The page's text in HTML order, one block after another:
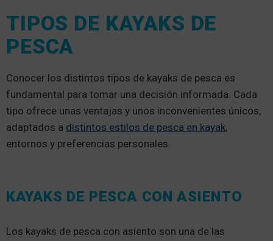
TIPOS DE KAYAKS DE
PESCA
Conocer los distintos tipos de kayaks de pesca es
fundamental para tomar una decisión informada. Cada
tipo ofrece unas ventajas y unos inconvenientes únicos,
adaptados a distintos estilos de pesca en kayak,
entornos y preferencias personales.
KAYAKS DE PESCA CON ASIENTO
Los kayaks de pesca con asiento son una de las